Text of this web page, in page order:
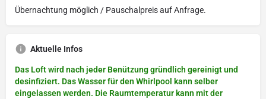
Übernachtung möglich / Pauschalpreis auf Anfrage.
Aktuelle Infos
Das Loft wird nach jeder Benützung gründlich gereinigt und
desinfiziert. Das Wasser für den Whirlpool kann selber
eingelassen werden. Die Raumtemperatur kann mit der